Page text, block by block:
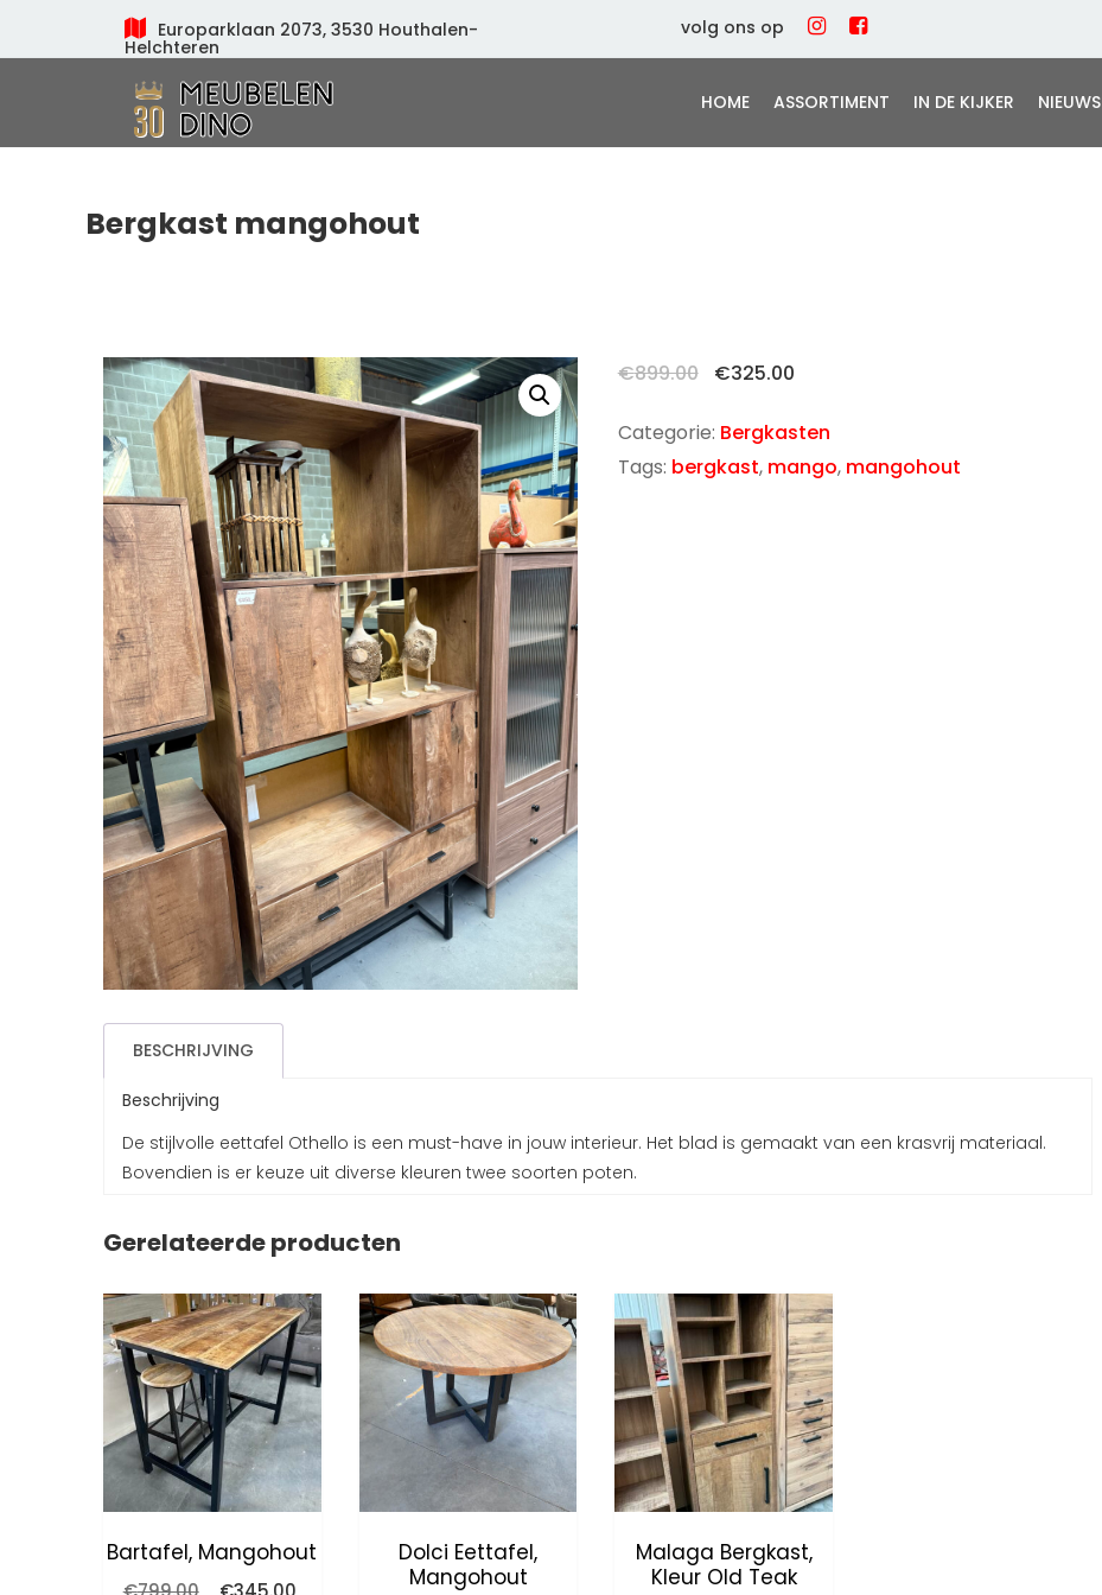
Europarklaan 2073, 3530 Houthalen-
Helchteren
volg ons op
HOME ASSORTIMENT IN DE KIJKER NIEUWS
Bergkast mangohout
€899.00
Oorspronkelijke
was:
€899.00.
€325.00
is:
Categorie: Bergkasten
Tags: bergkast, mango, mangohout
BESCHRIJVING
Beschrijving
De stijlvolle eettafel Othello is een must-have in jouw interieur. Het blad is gemaakt van een krasvrij materiaal.
Bovendien is er keuze uit diverse kleuren twee soorten poten.
Gerelateerde producten
Bartafel, Mangohout
Oorspronkelijke
Dolci Eettafel,
Mangohout
Malaga Bergkast,
Kleur Old Teak